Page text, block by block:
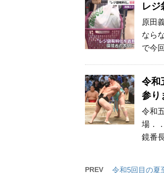
レジ
原田
なら
で今
令和
参り
令和
場．
鏡番
PREV 令和5回目の夏